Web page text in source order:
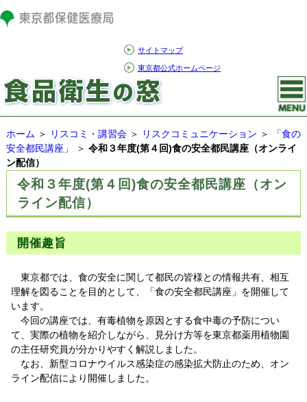
サイトマップ
東京都公式ホームページ
ホーム ＞ リスコミ・講習会＞ リスクコミュニケーション ＞
「食の
安全都民講座」
＞ 令和３年度(第４回)食の安全都民講座（オンライ
ン配信）
令和３年度(第４回)食の安全都民講座（オン
ライン配信）
開催趣旨
東京都では、食の安全に関して都民の皆様との情報共有、相互
理解を図ることを目的として、「食の安全都民講座」を開催して
います。
今回の講座では、有毒植物を原因とする食中毒の予防につい
て、実際の植物を紹介しながら、見分け方等を東京都薬用植物園
の主任研究員が分かりやすく解説しました。
なお、新型コロナウイルス感染症の感染拡大防止のため、オン
ライン配信により開催しました。